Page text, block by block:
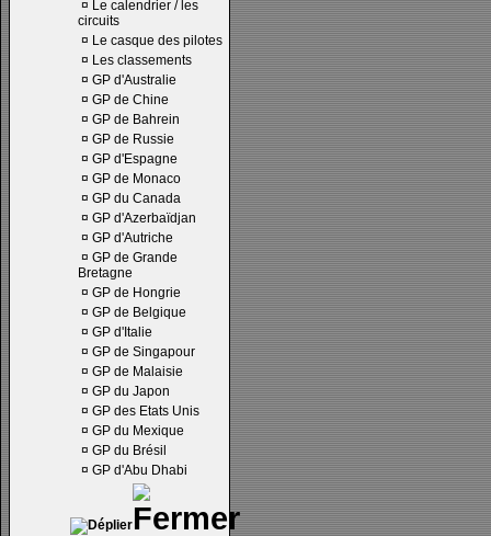
¤ Le calendrier / les
circuits
¤ Le casque des pilotes
¤ Les classements
¤ GP d'Australie
¤ GP de Chine
¤ GP de Bahrein
¤ GP de Russie
¤ GP d'Espagne
¤ GP de Monaco
¤ GP du Canada
¤ GP d'Azerbaïdjan
¤ GP d'Autriche
¤ GP de Grande
Bretagne
¤ GP de Hongrie
¤ GP de Belgique
¤ GP d'Italie
¤ GP de Singapour
¤ GP de Malaisie
¤ GP du Japon
¤ GP des Etats Unis
¤ GP du Mexique
¤ GP du Brésil
¤ GP d'Abu Dhabi